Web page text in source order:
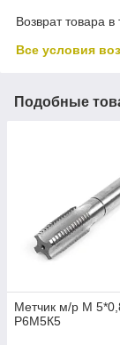
Возврат товара
Все условия
Подобные
Метчик м/р М
Р6М5К5